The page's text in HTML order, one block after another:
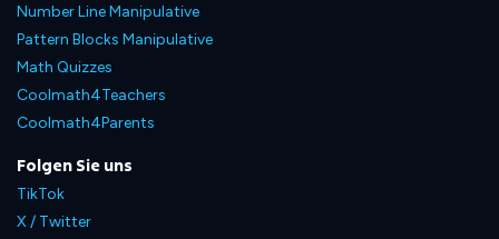
Number Line Manipulative
Pattern Blocks Manipulative
Math Quizzes
Coolmath4Teachers
Coolmath4Parents
Folgen Sie uns
TikTok
X / Twitter